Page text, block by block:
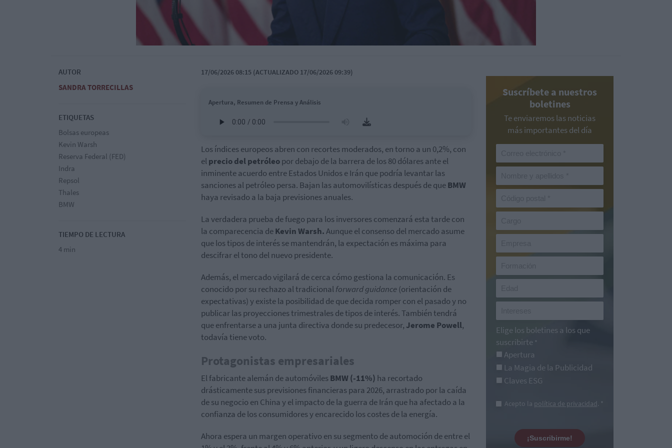
AUTOR
SANDRA TORRECILLAS
ETIQUETAS
Bolsas europeas
Kevin Warsh
Reserva Federal (FED)
Indra
Repsol
Thales
BMW
TIEMPO DE LECTURA
4 min
17/06/2026 08:15 (ACTUALIZADO 17/06/2026 09:39)
Apertura, Resumen de Prensa y Análisis
Los índices europeos abren con recortes moderados, en torno a un 0,2%, con
elprecio del petróleopor debajo de la barrera de los 80 dólares ante el
inminente acuerdo entre Estados Unidos e Irán que podría levantar las
sanciones al petróleo persa. Bajan las automovilísticas después de queBMW
haya revisado a la baja previsiones anuales.
La verdadera prueba de fuego para los inversores comenzará esta tarde con
la comparecencia deKevin Warsh.Aunque el consenso del mercado asume
que los tipos de interés se mantendrán, la expectación es máxima para
descifrar el tono del nuevo presidente.
Además, el mercado vigilará de cerca cómo gestiona la comunicación. Es
conocido por su rechazo al tradicionalforward guidance(orientación de
expectativas) y existe la posibilidad de que decida romper con el pasado y no
publicar las proyecciones trimestrales de tipos de interés. También tendrá
que enfrentarse a una junta directiva donde su predecesor, Jerome Powell,
todavía tiene voto.
Protagonistas empresariales
El fabricante alemán de automóvilesBMW (-11%) ha recortado
drásticamente sus previsiones financieras para 2026, arrastrado por la caída
de su negocio en China y el impacto de la guerra de Irán que ha afectado a la
confianza de los consumidores y encarecido los costes de la energía.
Ahora espera un margen operativo en su segmento de automoción de entre el
Suscríbete a nuestros
boletines
Te enviaremos las noticias
más importantes del día
Elige los boletines a los que
suscribirte *
Apertura
La Magia de la Publicidad
Claves ESG
Acepto la política de privacidad. *
¡Suscribirme!